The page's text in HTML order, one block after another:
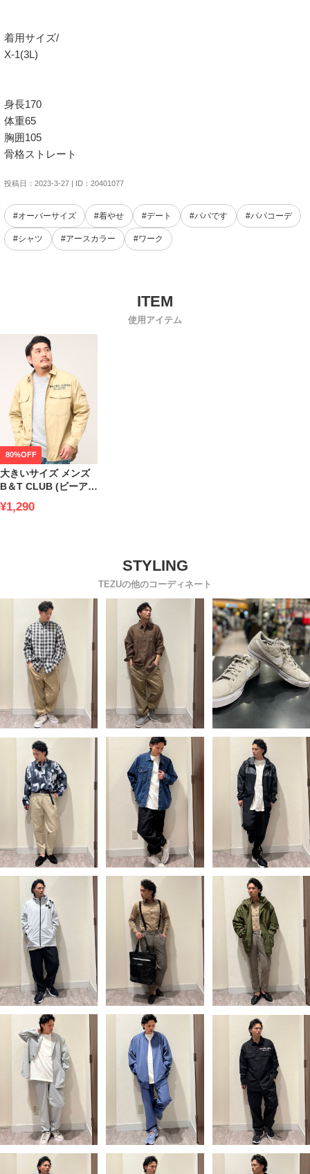
着用サイズ/
X-1(3L)
身長170
体重65
胸囲105
骨格ストレート
投稿日：2023-3-27 | ID：20401077
#オーバーサイズ #着やせ #デート #パパです #パパコーデ
#シャツ #アースカラー #ワーク
使用アイテム
80%OFF
大きいサイズ メンズ
B＆T CLUB (ビーアン
ット ミリタリー 長袖
¥1,290
TEZUの他のコーディネート